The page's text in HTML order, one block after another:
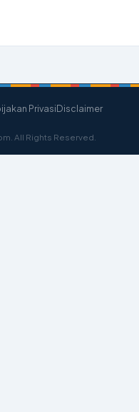
PrivasiDisclaimer
All Rights Reserved.